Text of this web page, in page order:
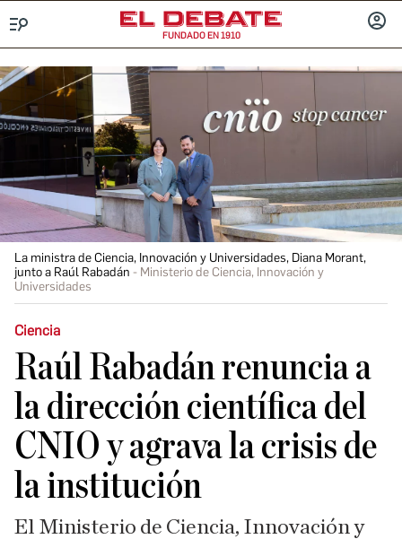
FUNDADO EN 1910
La ministra de Ciencia, Innovación y Universidades, Diana Morant,
junto a Raúl Rabadán
Ministerio de Ciencia, Innovación y
Universidades
Ciencia
Raúl Rabadán renuncia a
la dirección científica del
CNIO y agrava la crisis de
la institución
El Ministerio de Ciencia, Innovación y